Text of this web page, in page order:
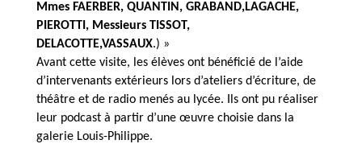
Mmes FAERBER, QUANTIN, GRABAND,LAGACHE,
PIEROTTI, Messieurs TISSOT,
DELACOTTE,VASSAUX.) »
Avant cette visite, les élèves ont bénéficié de l’aide
d’intervenants extérieurs lors d’ateliers d’écriture, de
théâtre et de radio menés au lycée. Ils ont pu réaliser
leur podcast à partir d’une œuvre choisie dans la
galerie Louis-Philippe.